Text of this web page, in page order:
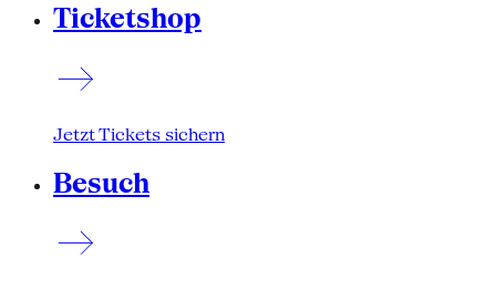
Ticketshop
Jetzt Tickets sichern
Besuch